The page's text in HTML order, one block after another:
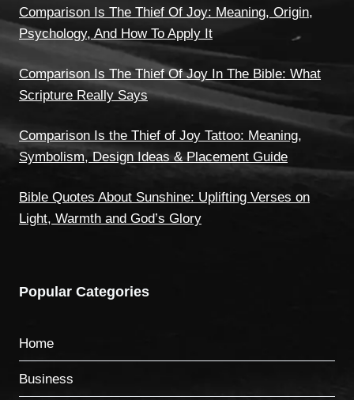
Comparison Is The Thief Of Joy: Meaning, Origin,
Psychology, And How To Apply It
Comparison Is The Thief Of Joy In The Bible: What
Scripture Really Says
Comparison Is the Thief of Joy Tattoo: Meaning,
Symbolism, Design Ideas & Placement Guide
Bible Quotes About Sunshine: Uplifting Verses on
Light, Warmth and God’s Glory
Popular Categories
Home
Business